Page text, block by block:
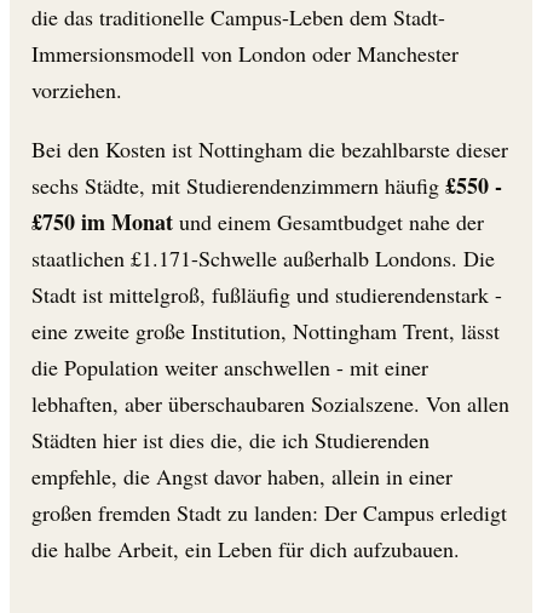
die das traditionelle Campus-Leben dem Stadt-
Immersionsmodell von London oder Manchester
vorziehen.
Bei den Kosten ist Nottingham die bezahlbarste dieser
sechs Städte, mit Studierendenzimmern häufig £550 -
£750 im Monat und einem Gesamtbudget nahe der
staatlichen £1.171-Schwelle außerhalb Londons. Die
Stadt ist mittelgroß, fußläufig und studierendenstark -
eine zweite große Institution, Nottingham Trent, lässt
die Population weiter anschwellen - mit einer
lebhaften, aber überschaubaren Sozialszene. Von allen
Städten hier ist dies die, die ich Studierenden
empfehle, die Angst davor haben, allein in einer
großen fremden Stadt zu landen: Der Campus erledigt
die halbe Arbeit, ein Leben für dich aufzubauen.